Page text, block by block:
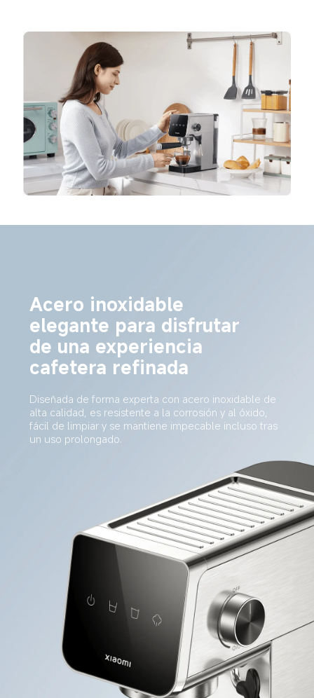
Acero inoxidable
elegante para disfrutar
de una experiencia
cafetera refinada
Diseñada de forma experta con acero inoxidable de
alta calidad, es resistente a la corrosión y al óxido,
fácil de limpiar y se mantiene impecable incluso tras
un uso prolongado.